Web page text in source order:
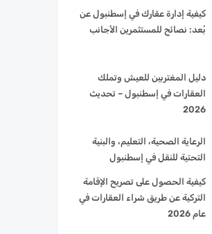
كيفية إدارة عقارك في إسطنبول عن
بُعد: نصائح للمستثمرين الأجانب
دليل المغتربين للعيش وتملك
العقارات في إسطنبول – تحديث
2026
الرعاية الصحية، التعليم، والبنية
التحتية للنقل في إسطنبول
كيفية الحصول على تصريح الإقامة
التركية عن طريق شراء العقارات في
عام 2026